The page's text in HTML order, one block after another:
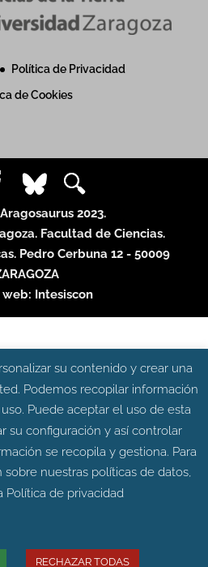
Política de Privacidad
de Cookies
2023.
Facultad de Ciencias.
Pedro Cerbuna 12 - 50009
web: Intesiscon
su contenido y crear una
Podemos recopilar información
Puede aceptar el uso de esta
su configuración y así controlar
se recopila y gestiona. Para
nuestras políticas de datos,
Política de privacidad
RECHAZAR TODAS